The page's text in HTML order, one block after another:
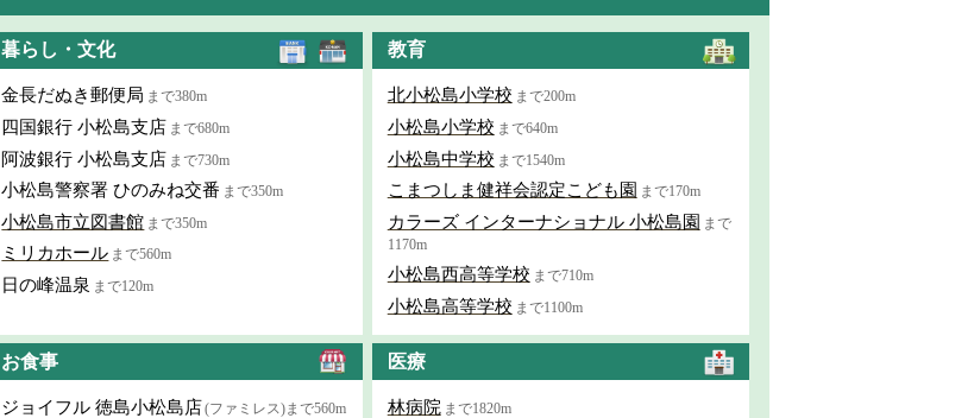
暮らし・文化
金長だぬき郵便局 まで380m
四国銀行 小松島支店 まで680m
阿波銀行 小松島支店 まで730m
小松島警察署 ひのみね交番 まで350m
小松島市立図書館 まで350m
ミリカホール まで560m
日の峰温泉 まで120m
教育
北小松島小学校 まで200m
小松島小学校 まで640m
小松島中学校 まで1540m
こまつしま健祥会認定こども園 まで170m
カラーズ インターナショナル 小松島園 まで
1170m
小松島西高等学校 まで710m
小松島高等学校 まで1100m
お食事
ジョイフル 徳島小松島店(ファミレス)まで560m
医療
林病院 まで1820m